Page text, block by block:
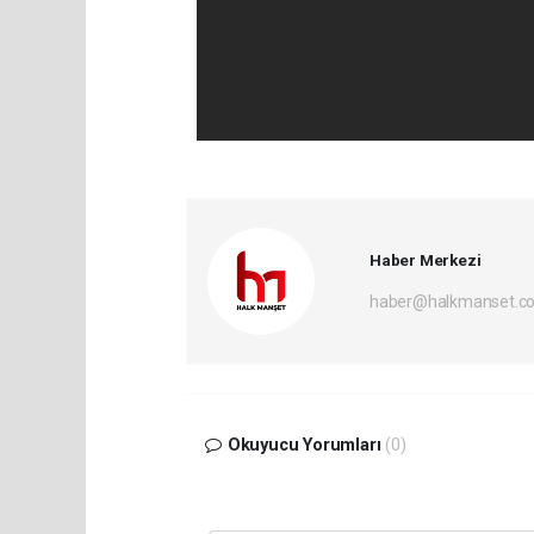
Haber Merkezi
Okuyucu Yorumları (0)